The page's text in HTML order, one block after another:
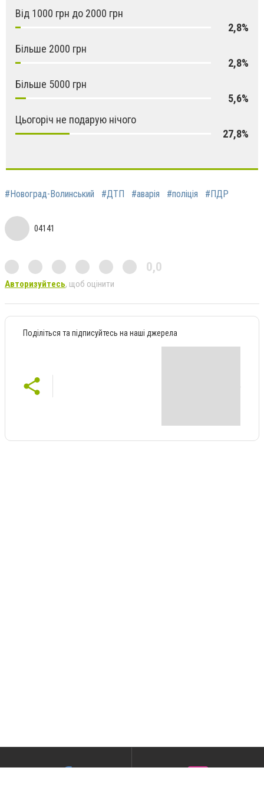
Від 1000 грн до 2000 грн
2,8%
Більше 2000 грн
2,8%
Більше 5000 грн
5,6%
Цьогоріч не подарую нічого
27,8%
#Новоград-Волинський #ДТП #аварія #поліція #ПДР
04141
0,0
Авторизуйтесь, щоб оцінити
Поділіться та підписуйтесь на наші джерела